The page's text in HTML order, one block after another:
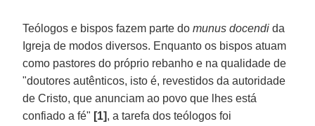
Teólogos e bispos fazem parte domunus docendi da
Igreja de modos diversos. Enquanto os bispos atuam
como pastores do próprio rebanho e na qualidade de
"doutores autênticos, isto é, revestidos da autoridade
de Cristo, que anunciam ao povo que lhes está
confiado a fé" [1], a tarefa dos teólogos foi